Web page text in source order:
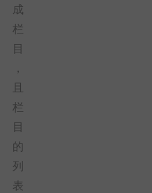
成
栏
目
，
且
栏
目
的
列
表